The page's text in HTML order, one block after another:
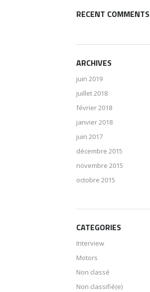
RECENT COMMENTS
ARCHIVES
juin 2019
juillet 2018
février 2018
janvier 2018
juin 2017
décembre 2015
novembre 2015
octobre 2015
CATEGORIES
Interview
Motors
Non classé
Non classifié(e)